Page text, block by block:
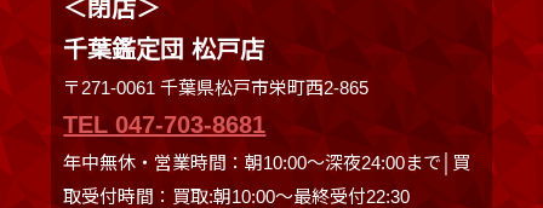
＜閉店＞
千葉鑑定団 松戸店
〒271-0061 千葉県松戸市栄町西2-865
TEL 047-703-8681
年中無休・営業時間：朝10:00～深夜24:00まで│買
取受付時間：買取:朝10:00～最終受付22:30